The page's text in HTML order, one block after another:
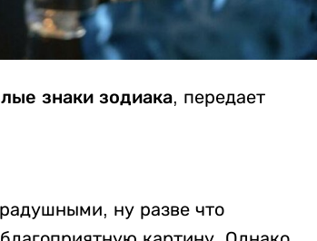
знаки зодиака, передает
ну разве что